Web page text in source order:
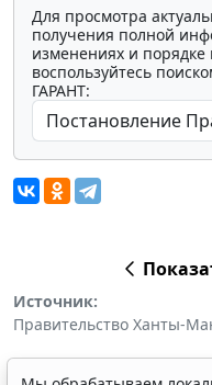
Для просмотра
получения полной
изменениях и
воспользуйтесь
ГАРАНТ:
Источник:
Правительство Ханты-